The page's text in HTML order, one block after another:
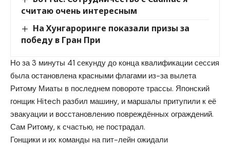
считаю очень интересным
На Хунгароринге показали призы за
победу в Гран При
Но за 3 минуты 41 секунду до конца квалификации сессия
была остановлена красными флагами из-за вылета
Ритому Миаты в последнем повороте трассы. Японский
гонщик Hitech разбил машину, и маршалы притупили к её
эвакуации и восстановлению повреждённых ограждений.
Сам Ритому, к счастью, не пострадал.
Гонщики и их команды на пит-лейн ожидали